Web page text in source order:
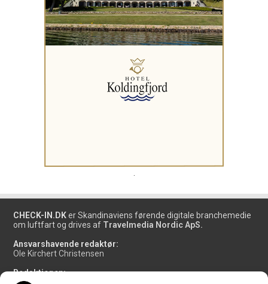
CHECK-IN.DK er Skandinaviens førende digitale branchemedie
om luftfart og drives af Travelmedia Nordic ApS.
Ansvarshavende redaktør:
Ole Kirchert Christensen
Redaktionen: